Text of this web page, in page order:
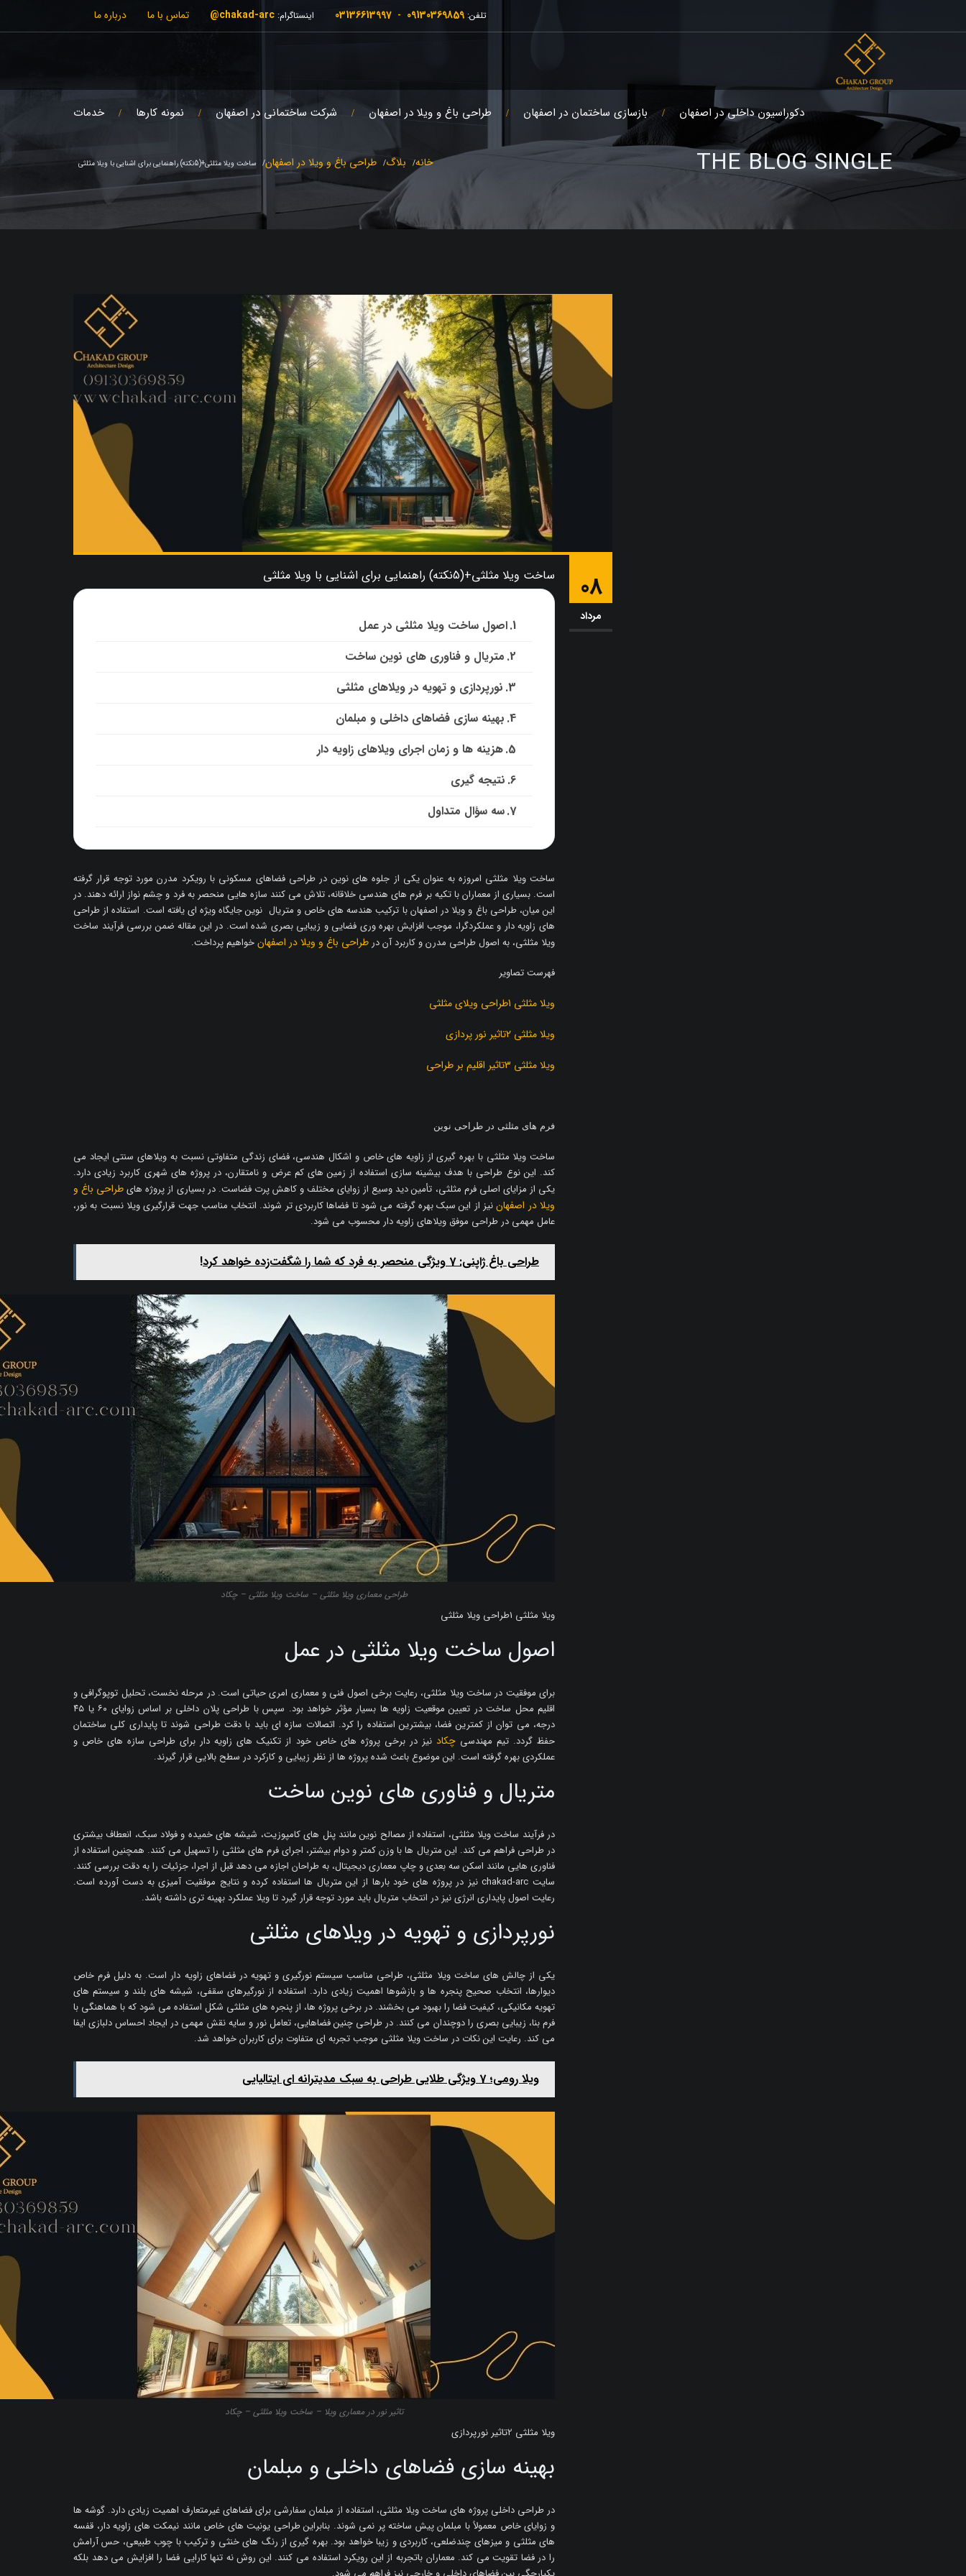
تلفن: 09130369859
-
03136613997 اینستاگرام: chakad-arc@ تماس با ما درباره ما
دکوراسیون داخلی در اصفهان بازسازی ساختمان در اصفهان طراحی باغ و ویلا در اصفهان شرکت ساختمانی در اصفهان نمونه کارها خدمات
THE BLOG SINGLE خانه بلاگ طراحی باغ و ویلا در اصفهان ساخت ویلا مثلثی+(5نکته) راهنمایی برای اشنایی با ویلا مثلثی
08
مرداد
ساخت ویلا مثلثی+(5نکته) راهنمایی برای اشنایی با ویلا مثلثی
اصول ساخت ویلا مثلثی در عمل
متریال و فناوری های نوین ساخت
نورپردازی و تهویه در ویلاهای مثلثی
بهینه سازی فضاهای داخلی و مبلمان
هزینه ها و زمان اجرای ویلاهای زاویه دار
نتیجه گیری
سه سؤال متداول
ساخت ویلا مثلثی امروزه به عنوان یکی از جلوه های نوین در طراحی فضاهای مسکونی با رویکرد مدرن مورد توجه قرار گرفته
است. بسیاری از معماران با تکیه بر فرم های هندسی خلاقانه، تلاش می کنند سازه هایی منحصر به فرد و چشم نواز ارائه دهند. در
این میان، طراحی باغ و ویلا در اصفهان با ترکیب هندسه های خاص و متریال نوین جایگاه ویژه ای یافته است. استفاده از طراحی
های زاویه دار و عملکردگرا، موجب افزایش بهره وری فضایی و زیبایی بصری شده است. در این مقاله ضمن بررسی فرآیند ساخت
ویلا مثلثی، به اصول طراحی مدرن و کاربرد آن در طراحی باغ و ویلا در اصفهانخواهیم پرداخت.
فهرست تصاویر
ویلا مثلثی 1طراحی ویلای مثلثی
ویلا مثلثی 2تاثیر نور پردازی
ویلا مثلثی 3تاثیر اقلیم بر طراحی
فرم های مثلثی در طراحی نوین
ساخت ویلا مثلثی با بهره گیری از زاویه های خاص و اشکال هندسی، فضای زندگی متفاوتی نسبت به ویلاهای سنتی ایجاد می
کند. این نوع طراحی با هدف بیشینه سازی استفاده از زمین های کم عرض و نامتقارن، در پروژه های شهری کاربرد زیادی دارد.
یکی از مزایای اصلی فرم مثلثی، تأمین دید وسیع از زوایای مختلف و کاهش پرت فضاست. در بسیاری از پروژه هایطراحی باغ و
ویلا در اصفهاننیز از این سبک بهره گرفته می شود تا فضاها کاربردی تر شوند. انتخاب مناسب جهت قرارگیری ویلا نسبت به نور،
عامل مهمی در طراحی موفق ویلاهای زاویه دار محسوب می شود.
طراحی باغ ژاپنی: 7 ویژگی منحصر به فرد که شما را شگفت‌زده خواهد کرد!
طراحی معماری ویلا مثلثی – ساخت ویلا مثلثی – چکاد
ویلا مثلثی 1طراحی ویلا مثلثی
اصول ساخت ویلا مثلثی در عمل
برای موفقیت در ساخت ویلا مثلثی، رعایت برخی اصول فنی و معماری امری حیاتی است. در مرحله نخست، تحلیل توپوگرافی و
اقلیم محل ساخت در تعیین موقعیت زاویه ها بسیار مؤثر خواهد بود. سپس با طراحی پلان داخلی بر اساس زوایای ۶۰ یا ۴۵
درجه، می توان از کمترین فضا، بیشترین استفاده را کرد. اتصالات سازه ای باید با دقت طراحی شوند تا پایداری کلی ساختمان
حفظ گردد. تیم مهندسیچکاد نیز در برخی پروژه های خاص خود از تکنیک های زاویه دار برای طراحی سازه های خاص و
عملکردی بهره گرفته است. این موضوع باعث شده پروژه ها از نظر زیبایی و کارکرد در سطح بالایی قرار گیرند.
متریال و فناوری های نوین ساخت
در فرآیند ساخت ویلا مثلثی، استفاده از مصالح نوین مانند پنل های کامپوزیت، شیشه های خمیده و فولاد سبک، انعطاف بیشتری
در طراحی فراهم می کند. این متریال ها با وزن کمتر و دوام بیشتر، اجرای فرم های مثلثی را تسهیل می کنند. همچنین استفاده از
فناوری هایی مانند اسکن سه بعدی و چاپ معماری دیجیتال، به طراحان اجازه می دهد قبل از اجرا، جزئیات را به دقت بررسی کنند.
سایت chakad-arc نیز در پروژه های خود بارها از این متریال ها استفاده کرده و نتایج موفقیت آمیزی به دست آورده است.
رعایت اصول پایداری انرژی نیز در انتخاب متریال باید مورد توجه قرار گیرد تا ویلا عملکرد بهینه تری داشته باشد.
نورپردازی و تهویه در ویلاهای مثلثی
یکی از چالش های ساخت ویلا مثلثی، طراحی مناسب سیستم نورگیری و تهویه در فضاهای زاویه دار است. به دلیل فرم خاص
دیوارها، انتخاب صحیح پنجره ها و بازشوها اهمیت زیادی دارد. استفاده از نورگیرهای سقفی، شیشه های بلند و سیستم های
تهویه مکانیکی، کیفیت فضا را بهبود می بخشند. در برخی پروژه ها، از پنجره های مثلثی شکل استفاده می شود که با هماهنگی با
فرم بنا، زیبایی بصری را دوچندان می کنند. در طراحی چنین فضاهایی، تعامل نور و سایه نقش مهمی در ایجاد احساس دلبازی ایفا
می کند. رعایت این نکات در ساخت ویلا مثلثی موجب تجربه ای متفاوت برای کاربران خواهد شد.
ویلا رومی؛ 7 ویژگی طلایی طراحی به سبک مدیترانه ای ایتالیایی
تاثیر نور در معماری ویلا – ساخت ویلا مثلثی – چکاد
ویلا مثلثی 2تاثیر نورپردازی
بهینه سازی فضاهای داخلی و مبلمان
در طراحی داخلی پروژه های ساخت ویلا مثلثی، استفاده از مبلمان سفارشی برای فضاهای غیرمتعارف اهمیت زیادی دارد. گوشه ها
و زوایای خاص معمولاً با مبلمان پیش ساخته پر نمی شوند. بنابراین طراحی یونیت های خاص مانند نیمکت های زاویه دار، قفسه
های مثلثی و میزهای چندضلعی، کاربردی و زیبا خواهد بود. بهره گیری از رنگ های خنثی و ترکیب با چوب طبیعی، حس آرامش
را در فضا تقویت می کند. معماران باتجربه از این رویکرد استفاده می کنند. این روش نه تنها کارایی فضا را افزایش می دهد بلکه